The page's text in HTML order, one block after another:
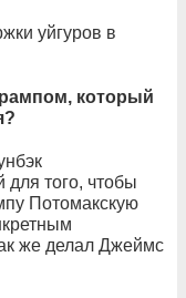
уйгуров в
который
для того, чтобы
Потомакскую
же делал Джеймс